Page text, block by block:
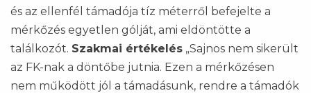
és az ellenfél támadója tíz méterről befejelte a
mérkőzés egyetlen gólját, ami eldöntötte a
találkozót. Szakmai értékelés „Sajnos nem sikerült
az FK-nak a döntőbe jutnia. Ezen a mérkőzésen
nem működött jól a támadásunk, rendre a támadók